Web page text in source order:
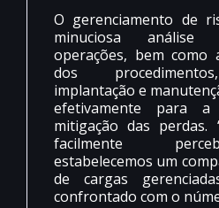
O gerenciamento de
minuciosa análise
operações, bem como
dos
implantação e
efetivamente para
mitigação das perdas.
facilmente
estabelecemos um
de cargas
confrontado com o